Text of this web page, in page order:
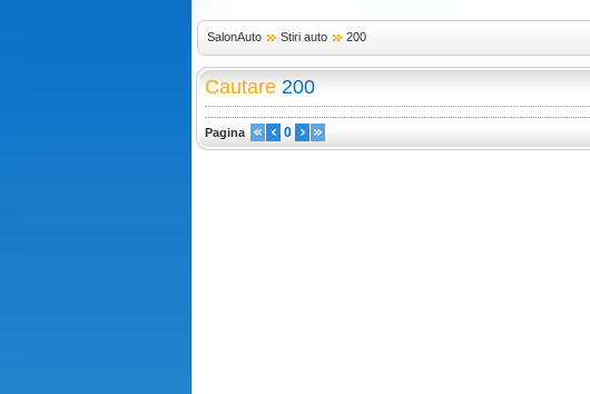
SalonAuto Stiri auto 200
Cautare 200
Pagina 0